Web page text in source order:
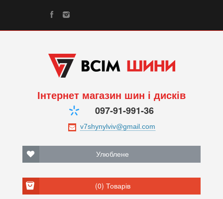
Інтернет магазин шин і дисків
097-91-991-36
Улюблене
(0) Товарів